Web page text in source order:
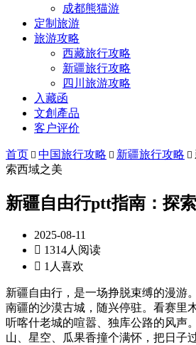
成都熊猫游
定制旅游
旅游攻略
西藏旅行攻略
新疆旅行攻略
四川旅游攻略
入藏函
文創產品
客户评价
首页  中国旅行攻略  新疆旅行攻略 
索西域之美
新疆自由行ptt指南：探
2025-08-11
 1314人阅读
 1人喜欢
新疆自由行，是一场挣脱束缚的漫游
南疆的沙漠古城，随兴停驻。看赛里
听喀什老城的喧嚣、独库公路的风声
山、星空、瓜果香撞个满怀，把日子